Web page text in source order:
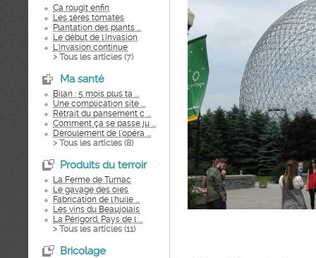
Ca rougit enfin
Les 1ères tomates
Plantation des plants ...
Le début de l'invasion
L'invasion continue
> Tous les articles (7)
Ma santé
Bilan : 5 mois plus ta ...
Une complication site ...
Retrait du pansement c ...
Comment ça se passe ju ...
Déroulement de l'opéra ...
> Tous les articles (8)
Produits du terroir
La Ferme de Turnac
Le gavage des oies
Fabrication de l'huile ...
Les vins du Beaujolais
La Périgord, Pays de l ...
> Tous les articles (11)
Bricolage